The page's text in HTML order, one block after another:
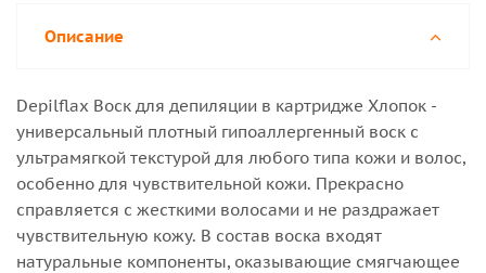
Описание
Depilflax Воск для депиляции в картридже Хлопок -
универсальный плотный гипоаллергенный воск с
ультрамягкой текстурой для любого типа кожи и волос,
особенно для чувствительной кожи. Прекрасно
справляется с жесткими волосами и не раздражает
чувствительную кожу. В состав воска входят
натуральные компоненты, оказывающие смягчающее